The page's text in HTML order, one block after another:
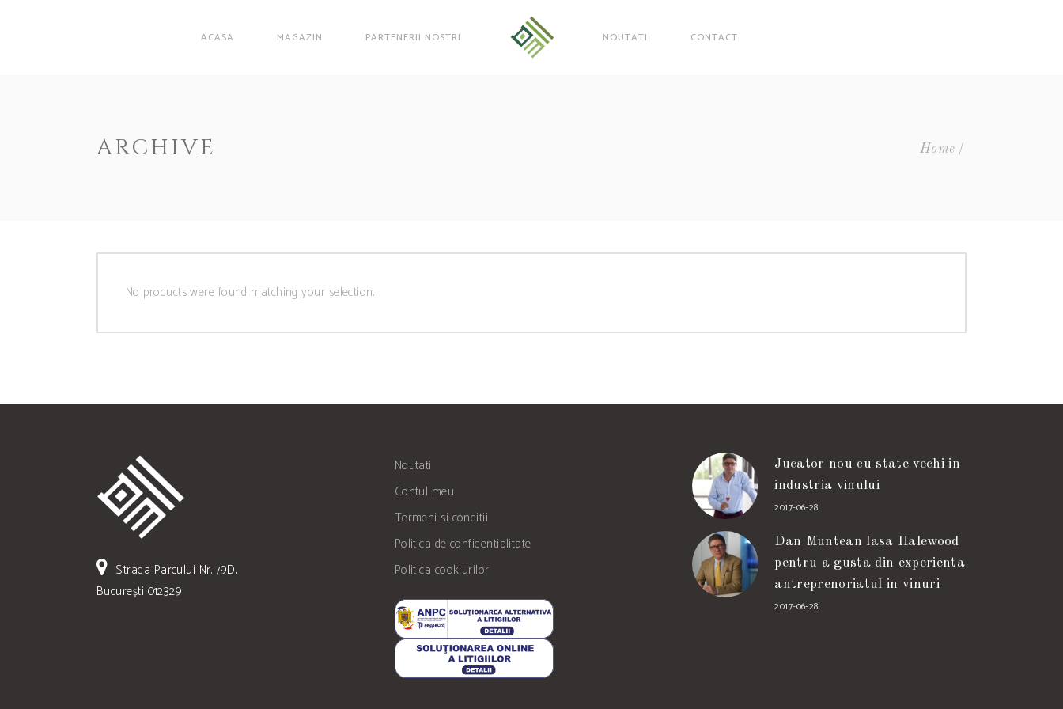
ACASA MAGAZIN PARTENERII NOSTRI NOUTATI CONTACT
ARCHIVE Home
No products were found matching your selection.
Strada Parcului Nr. 79D,
București 012329
Noutati
Contul meu
Termeni si conditii
Politica de confidentialitate
Politica cookiurilor
Jucator nou cu state vechi in
industria vinului
2017-06-28
Dan Muntean lasa Halewood
pentru a gusta din experienta
antreprenoriatul in vinuri
2017-06-28